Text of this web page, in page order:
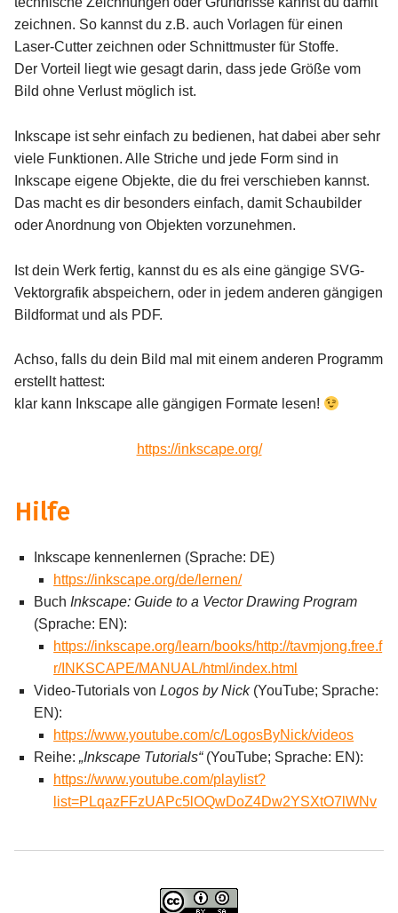
zeichnen. So kannst du z.B. auch Vorlagen für einen
Laser-Cutter zeichnen oder Schnittmuster für Stoffe.
Der Vorteil liegt wie gesagt darin, dass jede Größe vom
Bild ohne Verlust möglich ist.
Inkscape ist sehr einfach zu bedienen, hat dabei aber sehr
viele Funktionen. Alle Striche und jede Form sind in
Inkscape eigene Objekte, die du frei verschieben kannst.
Das macht es dir besonders einfach, damit Schaubilder
oder Anordnung von Objekten vorzunehmen.
Ist dein Werk fertig, kannst du es als eine gängige SVG-
Vektorgrafik abspeichern, oder in jedem anderen gängigen
Bildformat und als PDF.
Achso, falls du dein Bild mal mit einem anderen Programm
erstellt hattest:
klar kann Inkscape alle gängigen Formate lesen!
https://inkscape.org/
Hilfe
Inkscape kennenlernen (Sprache: DE)
https://inkscape.org/de/lernen/
Buch Inkscape: Guide to a Vector Drawing Program
(Sprache: EN):
https://inkscape.org/learn/books/http://tavmjong.free.f
r/INKSCAPE/MANUAL/html/index.html
Video-Tutorials vonLogos by Nick(YouTube; Sprache:
EN):
https://www.youtube.com/c/LogosByNick/videos
Reihe:„Inkscape Tutorials“(YouTube; Sprache: EN):
https://www.youtube.com/playlist?
list=PLqazFFzUAPc5lOQwDoZ4Dw2YSXtO7lWNv